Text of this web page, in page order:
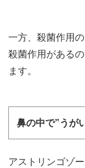
一方、殺菌作用
殺菌作用がある
ます。
鼻の中で”うが
アストリンゴゾ